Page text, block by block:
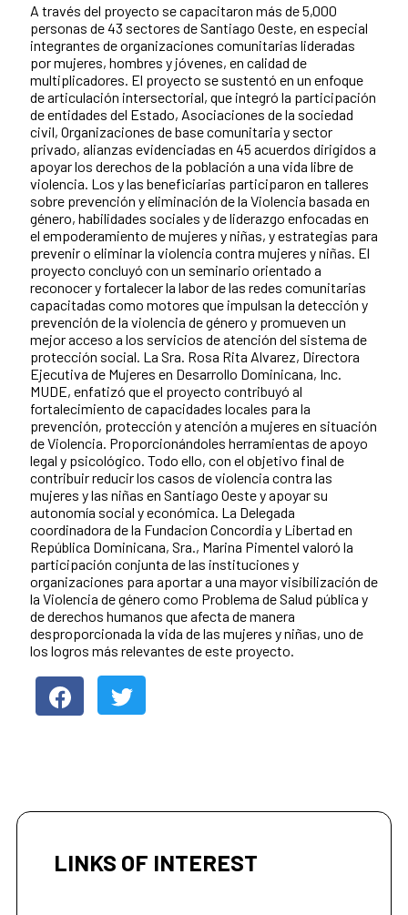
News content
A través del proyecto se capacitaron más de 5,000
personas de 43 sectores de Santiago Oeste, en especial
integrantes de organizaciones comunitarias lideradas
por mujeres, hombres y jóvenes, en calidad de
multiplicadores. El proyecto se sustentó en un enfoque
de articulación intersectorial, que integró la participación
de entidades del Estado, Asociaciones de la sociedad
civil, Organizaciones de base comunitaria y sector
privado, alianzas evidenciadas en 45 acuerdos dirigidos a
apoyar los derechos de la población a una vida libre de
violencia. Los y las beneficiarias participaron en talleres
sobre prevención y eliminación de la Violencia basada en
género, habilidades sociales y de liderazgo enfocadas en
el empoderamiento de mujeres y niñas, y estrategias para
prevenir o eliminar la violencia contra mujeres y niñas. El
proyecto concluyó con un seminario orientado a
reconocer y fortalecer la labor de las redes comunitarias
capacitadas como motores que impulsan la detección y
prevención de la violencia de género y promueven un
mejor acceso a los servicios de atención del sistema de
protección social. La Sra. Rosa Rita Alvarez, Directora
Ejecutiva de Mujeres en Desarrollo Dominicana, Inc.
MUDE, enfatizó que el proyecto contribuyó al
fortalecimiento de capacidades locales para la
prevención, protección y atención a mujeres en situación
de Violencia. Proporcionándoles herramientas de apoyo
legal y psicológico. Todo ello, con el objetivo final de
contribuir reducir los casos de violencia contra las
mujeres y las niñas en Santiago Oeste y apoyar su
autonomía social y económica. La Delegada
coordinadora de la Fundacion Concordia y Libertad en
República Dominicana, Sra., Marina Pimentel valoró la
participación conjunta de las instituciones y
organizaciones para aportar a una mayor visibilización de
la Violencia de género como Problema de Salud pública y
de derechos humanos que afecta de manera
desproporcionada la vida de las mujeres y niñas, uno de
los logros más relevantes de este proyecto.
LINKS OF INTEREST